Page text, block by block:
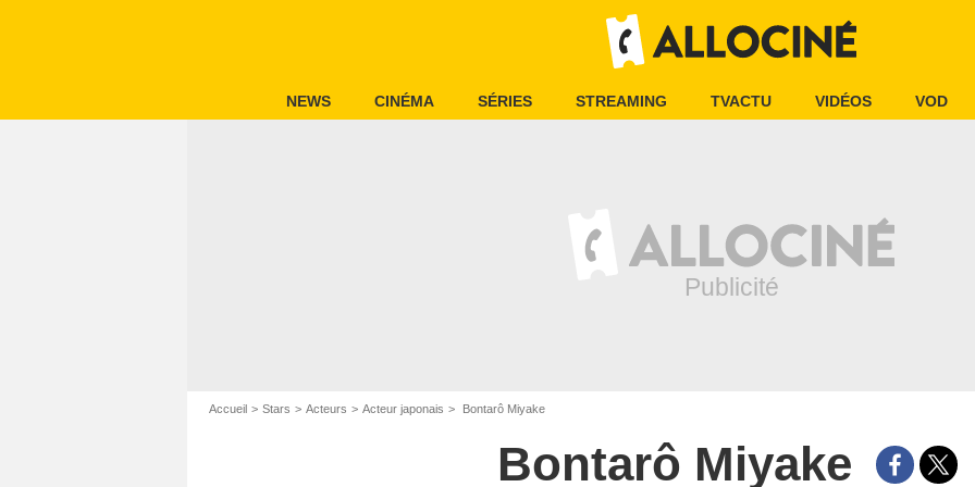
NEWS CINÉMA SÉRIES STREAMING TVACTU VIDÉOS VOD
Accueil Stars Acteurs Acteur japonais Bontarô Miyake
Bontarô Miyake